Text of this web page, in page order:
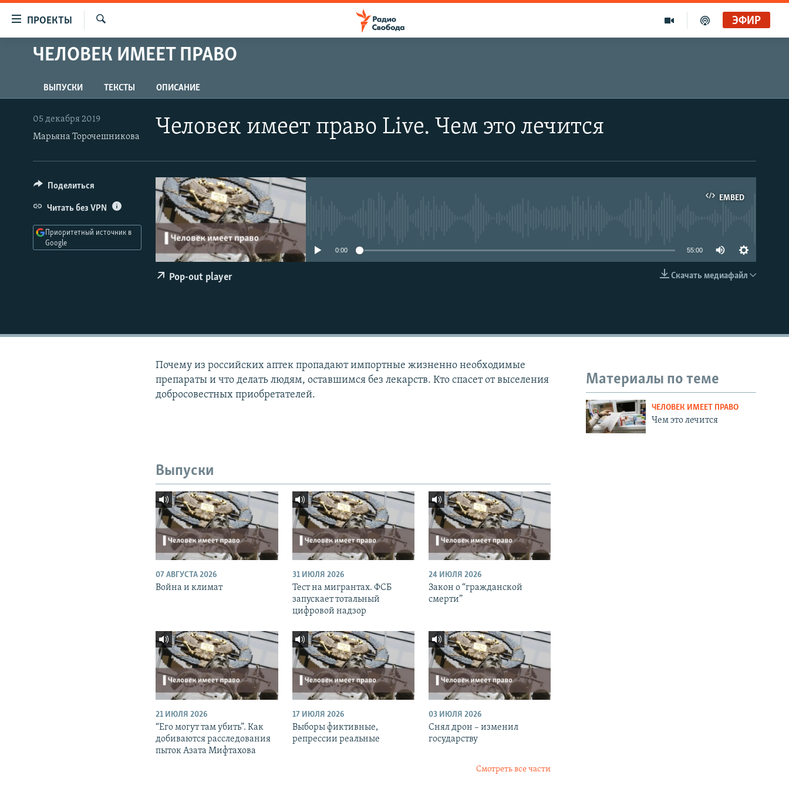
упрощенного
Вернуться
к
основному
содержанию
навигации
Вернутся
ПРОЕКТЫ
ПРОГРАММЫ
АВТОРСКИЕ ПРОЕКТЫ
ЦИТАТЫ СВОБОДЫ
МНЕНИЯ
КУЛЬТУРА
IDEL.РЕАЛИИ
КАВКАЗ.РЕАЛИИ
СЕВЕР.РЕАЛИИ
СИБИРЬ.РЕАЛИИ
ЭФИР
ЧЕЛОВЕК ИМЕЕТ ПРАВО
ВЫПУСКИ ТЕКСТЫ ОПИСАНИЕ
Человек имеет право Live. Чем это лечится
05 декабря 2019
Марьяна Торочешникова
EMBED
EMBED
0:00 55:00
Скачать медиафайл
Pop-out player
Поделиться
Читать без VPN
Приоритетный источник в
Google
Почему из российских аптек пропадают импортные жизненно необходимые
препараты и что делать людям, оставшимся без лекарств. Кто спасет от выселения
добросовестных приобретателей.
Материалы по теме
ЧЕЛОВЕК ИМЕЕТ ПРАВО
Чем это лечится
Выпуски
07 АВГУСТА 2026
Война и климат
31 ИЮЛЯ 2026
Тест на мигрантах. ФСБ
запускает тотальный
цифровой надзор
24 ИЮЛЯ 2026
Закон о “гражданской
смерти”
21 ИЮЛЯ 2026
“Его могут там убить”. Как
добиваются расследования
пыток Азата Мифтахова
17 ИЮЛЯ 2026
Выборы фиктивные,
репрессии реальные
03 ИЮЛЯ 2026
Снял дрон – изменил
государству
Смотреть все части